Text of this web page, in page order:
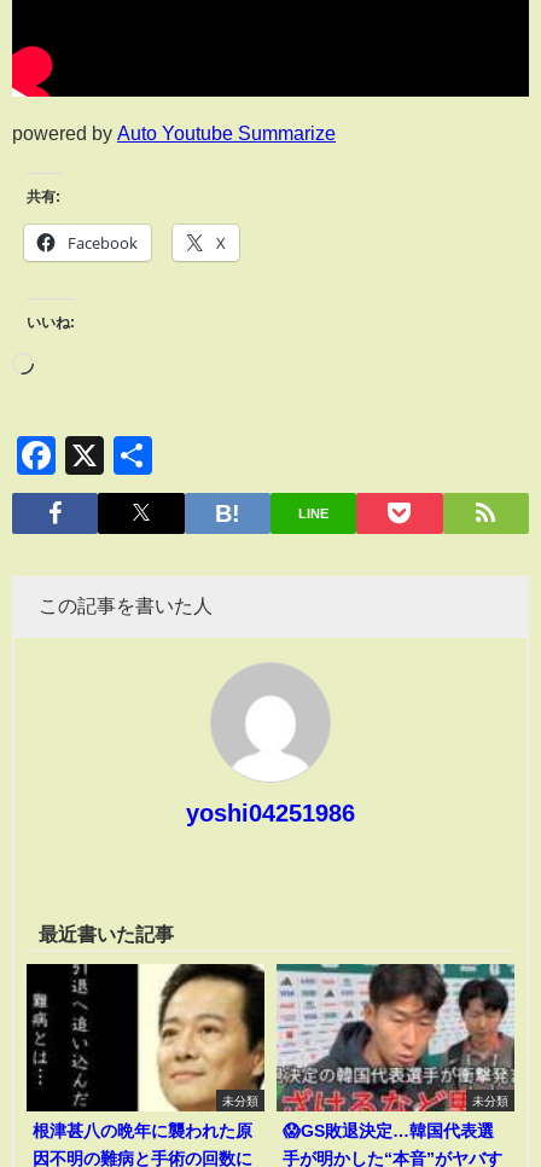
powered by Auto Youtube Summarize
共有:
Facebook X
いいね:
Facebook
X
有
LINE
この記事を書いた人
yoshi04251986
最近書いた記事
未分類
根津甚八の晩年に襲われた原
因不明の難病と手術の回数に
未分類
😱GS敗退決定…韓国代表選
手が明かした“本音”がヤバす